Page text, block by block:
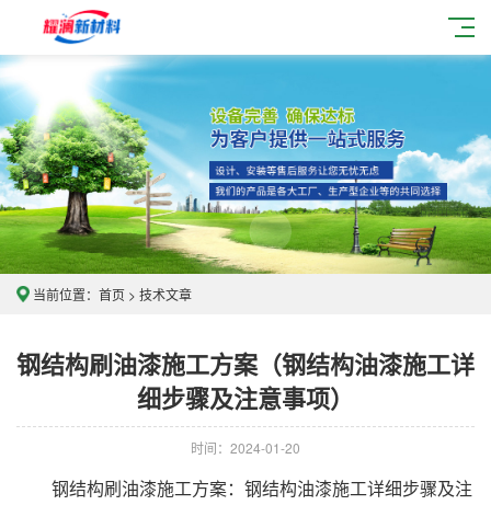
当前位置： 首页 > 技术文章
钢结构刷油漆施工方案（钢结构油漆施工详
细步骤及注意事项）
时间：2024-01-20
钢结构刷油漆施工方案：钢结构油漆施工详细步骤及注